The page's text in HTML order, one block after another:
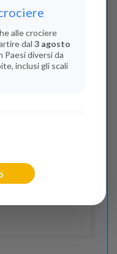
alle crociere
dal 3 agosto
Paesi diversi da
inclusi gli scali